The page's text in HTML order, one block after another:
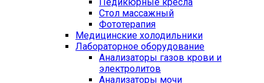
Стол массажный
Фототерапия
Медицинские холодильники
Лабораторное оборудование
Анализаторы газов крови и
электролитов
Анализаторы мочи